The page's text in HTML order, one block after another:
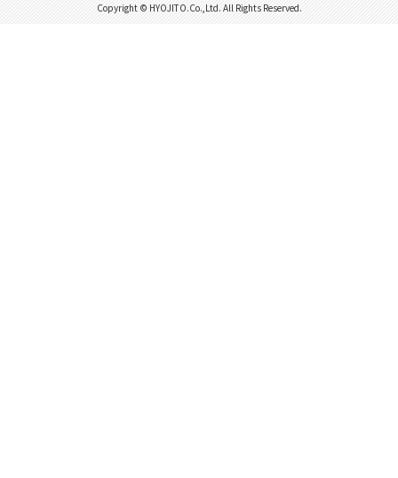
Copyright © HYOJITO.Co.,Ltd. All Rights Reserved.